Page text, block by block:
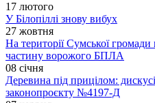
17 лютого
У Білопіллі знову вибух
27 жовтня
На території Сумської громади
частину ворожого БПЛА
08 січня
Деревина під прицілом:
законопроєкту №4197-Д